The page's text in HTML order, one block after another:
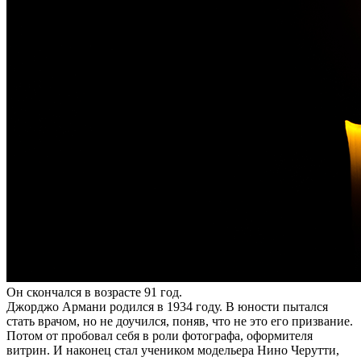
Он скончался в возрасте 91 год.
Джорджо Армани родился в 1934 году. В юности пытался
стать врачом, но не доучился, поняв, что не это его призвание.
Потом от пробовал себя в роли фотографа, оформителя
витрин. И наконец стал учеником модельера Нино Черутти,